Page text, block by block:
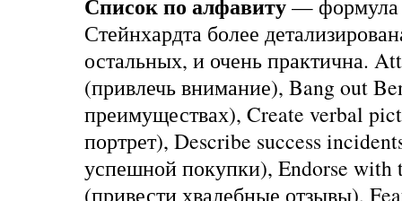
Список по алфавиту— формула
Стейнхардта более
остальных, и очень практична.
(привлечь внимание), Bang out
преимуществах), Create verbal
портрет), Describe success
успешной покупки), Endorse with
(привести хвалебные отзывы),